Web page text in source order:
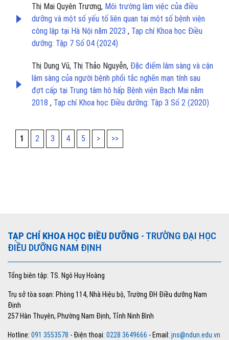
Thị Mai Quyên Trương, Môi trường làm việc của điều
dưỡng và một số yếu tố liên quan tại một số bệnh viện
công lập tại Hà Nội năm 2023 , Tạp chí Khoa học Điều
dưỡng: Tập 7 Số 04 (2024)
Thị Dung Vũ, Thị Thảo Nguyễn, Đặc điểm lâm sàng và cận
lâm sàng của người bệnh phổi tắc nghẽn mạn tính sau
đợt cấp tại Trung tâm hô hấp Bệnh viện Bạch Mai năm
2018 , Tạp chí Khoa học Điều dưỡng: Tập 3 Số 2 (2020)
1 2 3 4 5 > >>
TẠP CHÍ KHOA HỌC ĐIỀU DƯỠNG - TRƯỜNG ĐẠI HỌC
ĐIỀU DƯỠNG NAM ĐỊNH
Tổng biên tập: TS. Ngô Huy Hoàng
Trụ sở tòa soạn: Phòng 114, Nhà Hiệu bộ, Trường ĐH Điều dưỡng Nam
Định
257 Hàn Thuyên, Phường Nam Định, Tỉnh Ninh Bình
Hotline: 091 3553578 - Điện thoại: 0228 3649666 - Email: jns@ndun.edu.vn